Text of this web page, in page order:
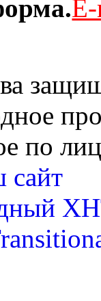
по